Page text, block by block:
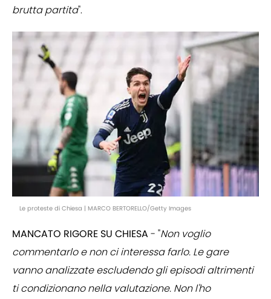
brutta partita".
Le proteste di Chiesa | MARCO BERTORELLO/Getty Images
MANCATO RIGORE SU CHIESA - "Non voglio
commentarlo e non ci interessa farlo. Le gare
vanno analizzate escludendo gli episodi altrimenti
ti condizionano nella valutazione. Non l'ho